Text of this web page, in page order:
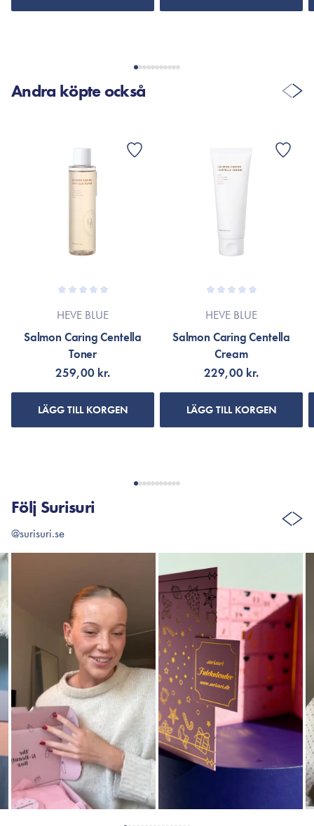
Andra köpte också
HEVE BLUE
Salmon Caring Centella
Toner
259,00 kr.
LÄGG TILL KORGEN
HEVE BLUE
Salmon Caring Centella
Cream
229,00 kr.
LÄGG TILL KORGEN
Följ Surisuri
@surisuri.se